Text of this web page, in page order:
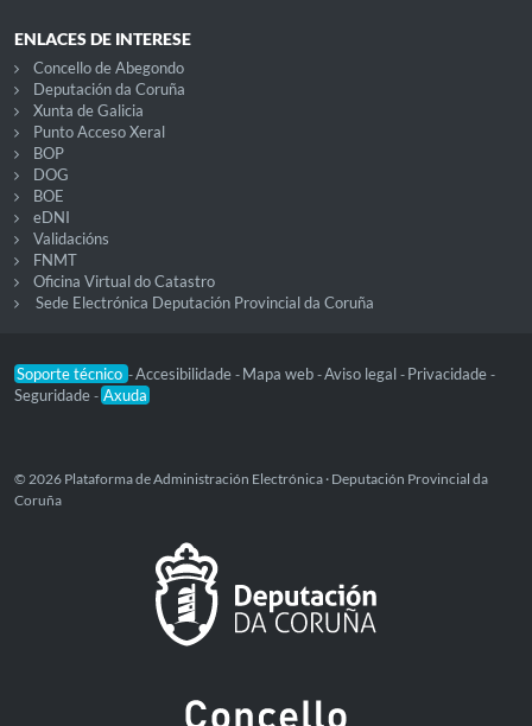
ENLACES DE INTERESE
Concello de Abegondo
Deputación da Coruña
Xunta de Galicia
Punto Acceso Xeral
BOP
DOG
BOE
eDNI
Validacións
FNMT
Oficina Virtual do Catastro
Sede Electrónica Deputación Provincial da Coruña
Soporte técnico -Accesibilidade - Mapa web -Aviso legal - Privacidade -
Seguridade - Axuda
© 2026 Plataforma de Administración Electrónica · Deputación Provincial da
Coruña